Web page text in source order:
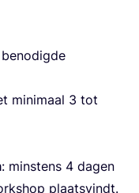
mini­maal 3 tot
: min­stens 4 dagen
plaatsvindt.